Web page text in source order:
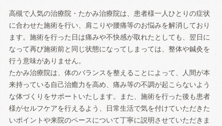
高槻で人気の治療院・たかみ治療院は、患者様一人ひとりの症状
に合わせた施術を行い、肩こりや腰痛等のお悩みを解消しており
ます。施術を行った日は痛みや不快感が取れたとしても、翌日に
なって再び施術前と同じ状態になってしまっては、整体や鍼灸を
行う意味がありません。
たかみ治療院は、体のバランスを整えることによって、人間が本
来持っている自己治癒力を高め、痛み等の不調が起こらないよう
な体づくりをサポートいたします。また、施術を行った後も患者
様がセルフケアを行えるよう、日常生活で気を付けていただきた
いポイントや来院のペースについて丁寧に説明させていただきま